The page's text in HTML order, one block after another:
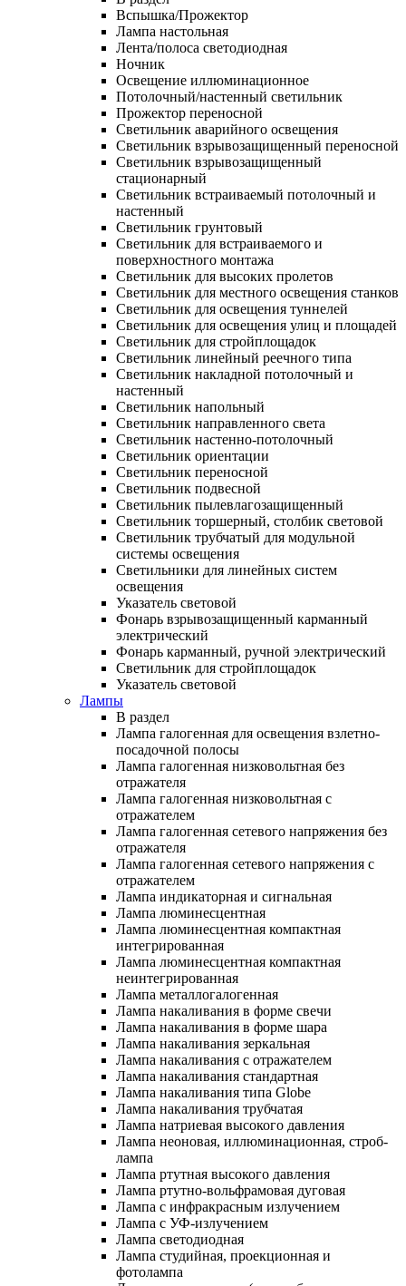
Вспышка/Прожектор
Лампа настольная
Лента/полоса светодиодная
Ночник
Освещение иллюминационное
Потолочный/настенный светильник
Прожектор переносной
Светильник аварийного освещения
Светильник взрывозащищенный переносной
Светильник взрывозащищенный
стационарный
Светильник встраиваемый потолочный и
настенный
Светильник грунтовый
Светильник для встраиваемого и
поверхностного монтажа
Светильник для высоких пролетов
Светильник для местного освещения станков
Светильник для освещения туннелей
Светильник для освещения улиц и площадей
Светильник для стройплощадок
Светильник линейный реечного типа
Светильник накладной потолочный и
настенный
Светильник напольный
Светильник направленного света
Светильник настенно-потолочный
Светильник ориентации
Светильник переносной
Светильник подвесной
Светильник пылевлагозащищенный
Светильник торшерный, столбик световой
Светильник трубчатый для модульной
системы освещения
Светильники для линейных систем
освещения
Указатель световой
Фонарь взрывозащищенный карманный
электрический
Фонарь карманный, ручной электрический
Светильник для стройплощадок
Указатель световой
Лампы
В раздел
Лампа галогенная для освещения взлетно-
посадочной полосы
Лампа галогенная низковольтная без
отражателя
Лампа галогенная низковольтная с
отражателем
Лампа галогенная сетевого напряжения без
отражателя
Лампа галогенная сетевого напряжения с
отражателем
Лампа индикаторная и сигнальная
Лампа люминесцентная
Лампа люминесцентная компактная
интегрированная
Лампа люминесцентная компактная
неинтегрированная
Лампа металлогалогенная
Лампа накаливания в форме свечи
Лампа накаливания в форме шара
Лампа накаливания зеркальная
Лампа накаливания с отражателем
Лампа накаливания стандартная
Лампа накаливания типа Globe
Лампа накаливания трубчатая
Лампа натриевая высокого давления
Лампа неоновая, иллюминационная, строб-
лампа
Лампа ртутная высокого давления
Лампа ртутно-вольфрамовая дуговая
Лампа с инфракрасным излучением
Лампа с УФ-излучением
Лампа светодиодная
Лампа студийная, проекционная и
фотолампа